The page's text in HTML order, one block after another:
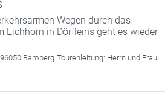
Wegen durch das
Eichhorn in Dörfleins geht es wieder
Bamberg Tourenleitung: Herrn und Frau